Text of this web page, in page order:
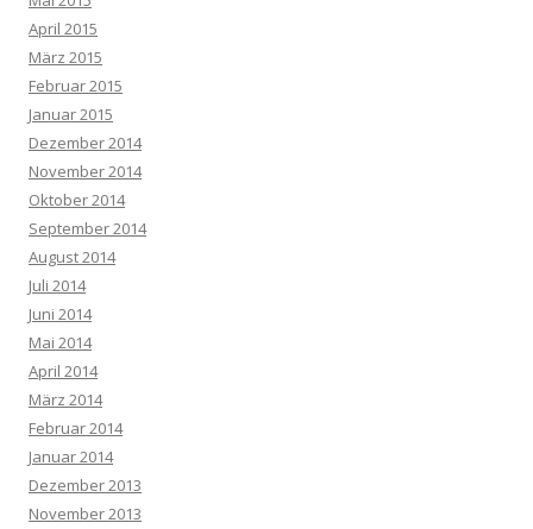
April 2015
März 2015
Februar 2015
Januar 2015
Dezember 2014
November 2014
Oktober 2014
September 2014
August 2014
Juli 2014
Juni 2014
Mai 2014
April 2014
März 2014
Februar 2014
Januar 2014
Dezember 2013
November 2013